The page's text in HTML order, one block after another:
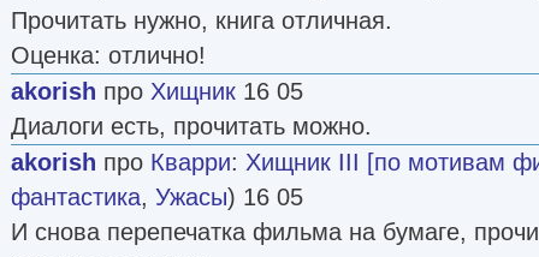
Прочитать нужно, книга отличная.
Оценка: отлично!
akorish про Хищник 16 05
Диалоги есть, прочитать можно.
akorish про Кварри: Хищник III [по мотивам
фантастика, Ужасы) 16 05
И снова перепечатка фильма на бумаге,